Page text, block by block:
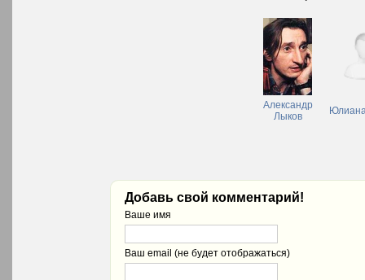
Александр
Лыков
Добавь свой комментарий!
Ваше имя
Ваш email (не будет отображаться)